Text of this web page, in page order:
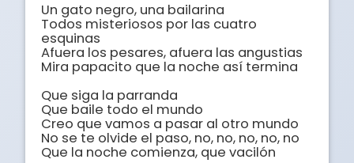
Un gato negro, una bailarina
Todos misteriosos por las cuatro
esquinas
Afuera los pesares, afuera las angustias
Mira papacito que la noche así termina
Que siga la parranda
Que baile todo el mundo
Creo que vamos a pasar al otro mundo
No se te olvide el paso, no, no, no, no, no
Que la noche comienza, que vacilón